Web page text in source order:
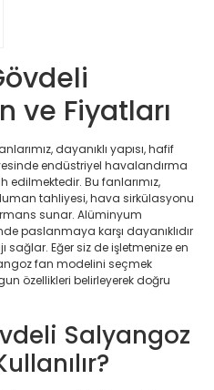
ve Fiyatları
dayanıklı yapısı, hafif
endüstriyel havalandırma
edilmektedir. Bu fanlarımız,
tahliyesi, hava sirkülasyonu
sunar. Alüminyum
paslanmaya karşı dayanıklıdır
Eğer siz de işletmenize en
fan modelini seçmek
özellikleri belirleyerek doğru
Salyangoz